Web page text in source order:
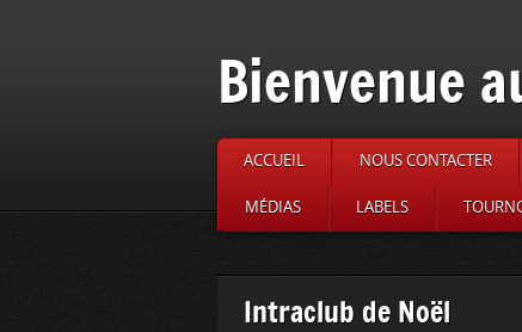
Bienvenue
ACCUEIL NOUS CONTACTER
MÉDIAS LABELS
Intraclub de Noël